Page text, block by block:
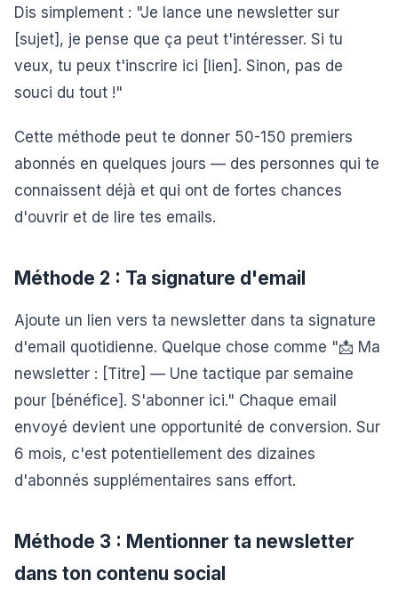
Dis simplement : "Je lance une newsletter sur
[sujet], je pense que ça peut t'intéresser. Si tu
veux, tu peux t'inscrire ici [lien]. Sinon, pas de
souci du tout !"
Cette méthode peut te donner 50-150 premiers
abonnés en quelques jours — des personnes qui te
connaissent déjà et qui ont de fortes chances
d'ouvrir et de lire tes emails.
Méthode 2 : Ta signature d'email
Ajoute un lien vers ta newsletter dans ta signature
d'email quotidienne. Quelque chose comme "📩 Ma
newsletter : [Titre] — Une tactique par semaine
pour [bénéfice]. S'abonner ici." Chaque email
envoyé devient une opportunité de conversion. Sur
6 mois, c'est potentiellement des dizaines
d'abonnés supplémentaires sans effort.
Méthode 3 : Mentionner ta newsletter
dans ton contenu social